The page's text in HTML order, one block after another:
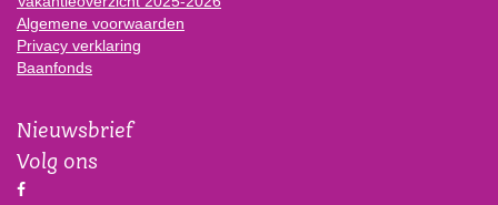
Algemene voorwaarden
Privacy verklaring
Baanfonds
Nieuwsbrief
Volg ons